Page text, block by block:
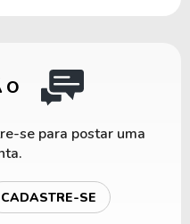
se para postar uma
CADASTRE-SE